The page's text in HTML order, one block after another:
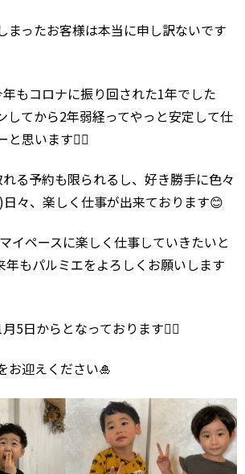
まったお客様は本当に申し訳ないです
もコロナに振り回された1年でした
してから2年弱経ってやっと安定して仕
と思います🙆‍♂️
る予約も限られるし、好き勝手に色々
日々、楽しく仕事が出来ております😊
イペースに楽しく仕事していきたいと
年もパルミエをよろしくお願いします
5日からとなっております🙇‍♂️
お迎えください🎍